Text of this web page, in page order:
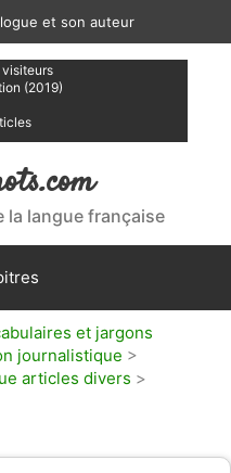
et son auteur
(2019)
la langue française
et jargons
journalistique >
articles divers >